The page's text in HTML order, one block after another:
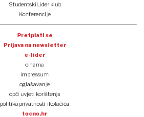
Studentski Lider klub
Konferencije
Pretplati se
Prijava na newsletter
e-lider
o nama
impressum
oglašavanje
opći uvjeti korištenja
politika privatnosti i kolačića
tocno.hr